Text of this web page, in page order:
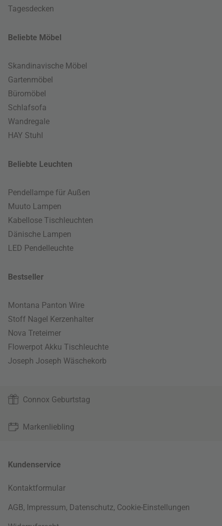
Tagesdecken
Beliebte Möbel
Skandinavische Möbel
Gartenmöbel
Büromöbel
Schlafsofa
Wandregale
HAY Stuhl
Beliebte Leuchten
Pendellampe für Außen
Muuto Lampen
Kabellose Tischleuchten
Dänische Lampen
LED Pendelleuchte
Bestseller
Montana Panton Wire
Stoff Nagel Kerzenhalter
Nova Treteimer
Flowerpot Akku Tischleuchte
Joseph Joseph Wäschekorb
Connox Geburtstag
Markenliebling
Kundenservice
Kontaktformular
AGB, Impressum, Datenschutz, Cookie-Einstellungen